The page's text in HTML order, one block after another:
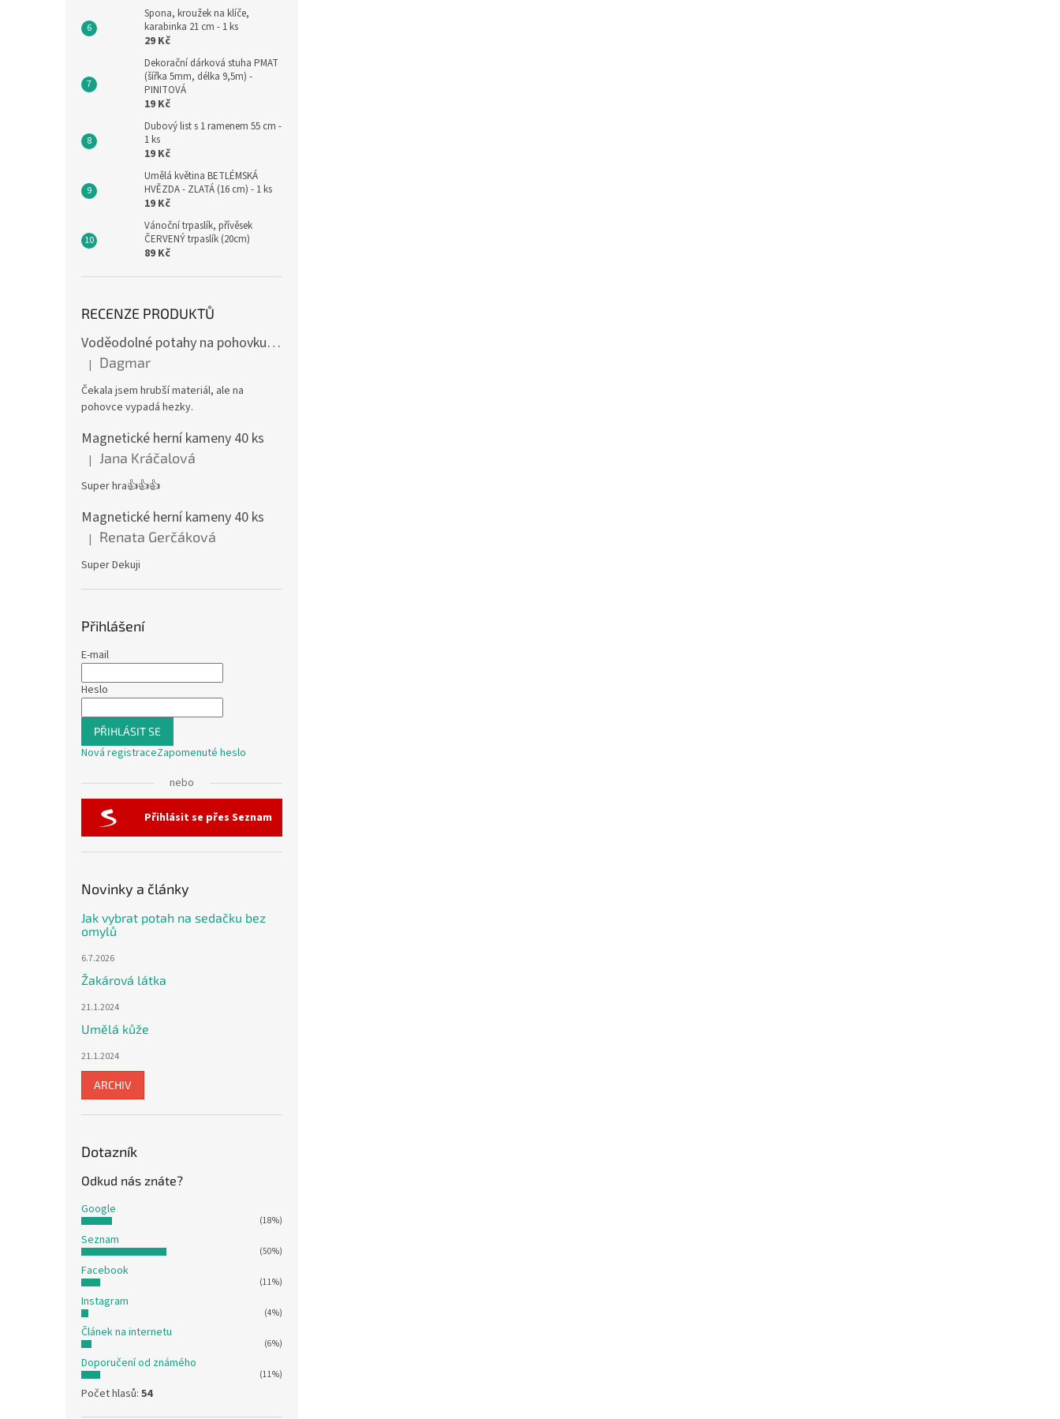
Spona, kroužek na klíče,
karabinka 21 cm - 1 ks
29 Kč
Dekorační dárková stuha PMAT
(šířka 5mm, délka 9,5m) -
PINITOVÁ
19 Kč
Dubový list s 1 ramenem 55 cm -
1 ks
19 Kč
Umělá květina BETLÉMSKÁ
HVĚZDA - ZLATÁ (16 cm) - 1 ks
19 Kč
Vánoční trpaslík, přívěsek
ČERVENÝ trpaslík (20cm)
89 Kč
RECENZE PRODUKTŮ
Voděodolné potahy na pohovku se vzorem
Hodnocení produktu je 4 z 5 hvězdiček.
| Dagmar
Čekala jsem hrubší materiál, ale na
pohovce vypadá hezky.
Magnetické herní kameny 40 ks
Hodnocení produktu je 5 z 5 hvězdiček.
| Jana Kráčalová
Super hra👍👍👍
Magnetické herní kameny 40 ks
Hodnocení produktu je 5 z 5 hvězdiček.
| Renata Gerčáková
Super Dekuji
Přihlášení
E-mail
Heslo
PŘIHLÁSIT SE
Nová registraceZapomenuté heslo
nebo
Přihlásit se přes Seznam
Novinky a články
Jak vybrat potah na sedačku bez
omylů
6.7.2026
Žakárová látka
21.1.2024
Umělá kůže
21.1.2024
ARCHIV
Dotazník
Odkud nás znáte?
Google
(18%)
Seznam
(50%)
Facebook
(11%)
Instagram
(4%)
Článek na internetu
(6%)
Doporučení od známého
(11%)
Počet hlasů: 54